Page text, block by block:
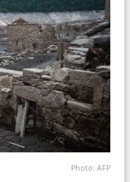
Photo: AFP